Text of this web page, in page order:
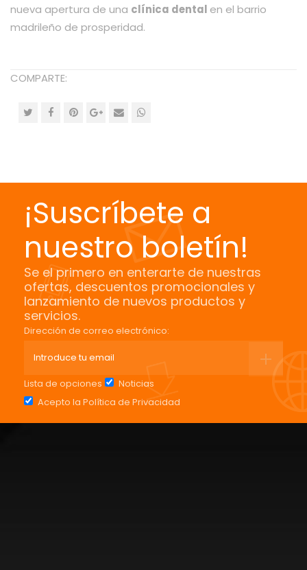
nueva apertura de una clínica dental en el barrio
madrileño de prosperidad.
COMPARTE:
¡Suscríbete a
nuestro boletín!
Se el primero en enterarte de nuestras
ofertas, descuentos promocionales y
lanzamiento de nuevos productos y
servicios.
Dirección de correo electrónico:
Lista de opciones
Noticias
Acepto la Política de Privacidad